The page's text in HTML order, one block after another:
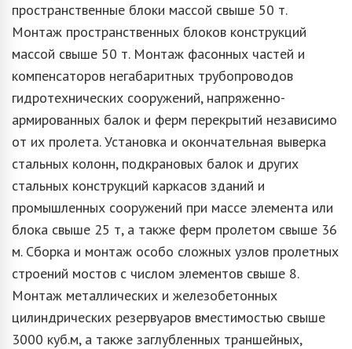
пространственные блоки массой свыше 50 т.
Монтаж пространственных блоков конструкций
массой свыше 50 т. Монтаж фасонных частей и
компенсаторов негабаритных трубопроводов
гидротехнических сооружений, напряженно-
армированных балок и ферм перекрытий независимо
от их пролета. Установка и окончательная выверка
стальных колонн, подкрановых балок и других
стальных конструкций каркасов зданий и
промышленных сооружений при массе элемента или
блока свыше 25 т, а также ферм пролетом свыше 36
м. Сборка и монтаж особо сложных узлов пролетных
строений мостов с числом элементов свыше 8.
Монтаж металлических и железобетонных
цилиндрических резервуаров вместимостью свыше
3000 куб.м, а также заглубленных траншейных,